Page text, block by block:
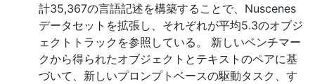
計35,367の言語記述を構築することで、Nuscenes
データセットを拡張し、それぞれが平均5.3のオブジ
ェクトトラックを参照している。 新しいベンチマー
クから得られたオブジェクトとテキストのペアに基
づいて、新しいプロンプトベースの駆動タスク、す